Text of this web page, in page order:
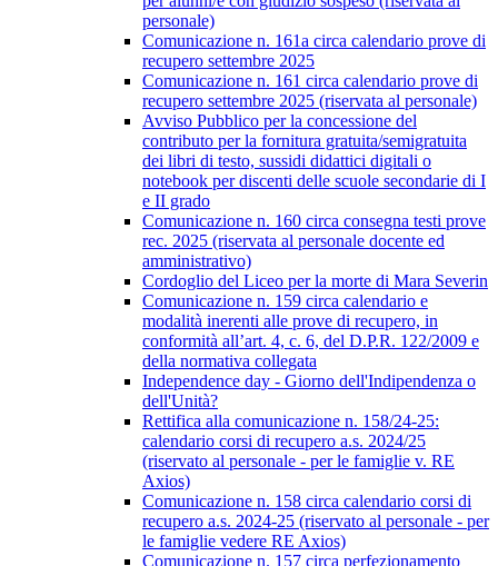
personale)
Comunicazione n. 161a circa calendario prove di
recupero settembre 2025
Comunicazione n. 161 circa calendario prove di
recupero settembre 2025 (riservata al personale)
Avviso Pubblico per la concessione del
contributo per la fornitura gratuita/semigratuita
dei libri di testo, sussidi didattici digitali o
notebook per discenti delle scuole secondarie di I
e II grado
Comunicazione n. 160 circa consegna testi prove
rec. 2025 (riservata al personale docente ed
amministrativo)
Cordoglio del Liceo per la morte di Mara Severin
Comunicazione n. 159 circa calendario e
modalità inerenti alle prove di recupero, in
conformità all’art. 4, c. 6, del D.P.R. 122/2009 e
della normativa collegata
Independence day - Giorno dell'Indipendenza o
dell'Unità?
Rettifica alla comunicazione n. 158/24-25:
calendario corsi di recupero a.s. 2024/25
(riservato al personale - per le famiglie v. RE
Axios)
Comunicazione n. 158 circa calendario corsi di
recupero a.s. 2024-25 (riservato al personale - per
le famiglie vedere RE Axios)
Comunicazione n. 157 circa perfezionamento